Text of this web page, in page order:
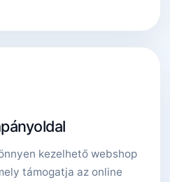
kezelhető webshop
támogatja az online